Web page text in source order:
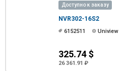
Доступно к заказу
NVR302-16S2
6152511 Uniview
325.74 $
26 361.91 ₽